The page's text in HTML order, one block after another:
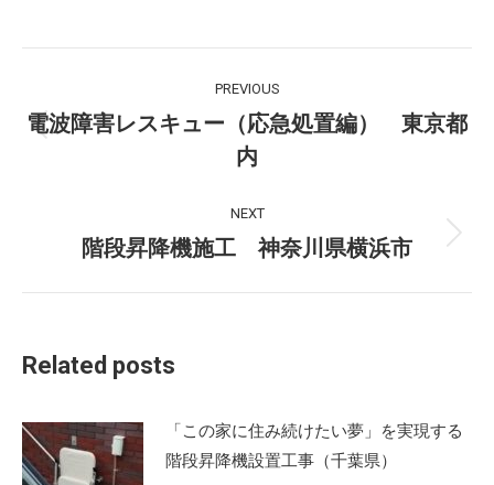
navigation
PREVIOUS
Previous
post:
電波障害レスキュー（応急処置編） 東京都
内
NEXT
Next
階段昇降機施工 神奈川県横浜市
Related posts
「この家に住み続けたい夢」を実現する
階段昇降機設置工事（千葉県）